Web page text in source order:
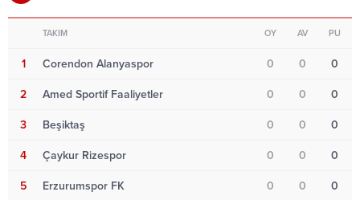
TAKIM OY AV PU
1 Corendon Alanyaspor 0 0 0
2 Amed Sportif Faaliyetler 0 0 0
3 Beşiktaş 0 0 0
4 Çaykur Rizespor 0 0 0
5 Erzurumspor FK 0 0 0